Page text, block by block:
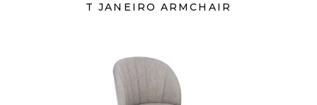
T JANEIRO ARMCHAIR